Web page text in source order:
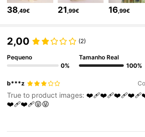
2.7M Seguidores
38,49€ 21,99€ 16,99€
2,00 (2)
Pequeno
0%
Tamanho Real
100%
b***z
True to product images:
❤️‍🩹❤️‍🩹😝😝